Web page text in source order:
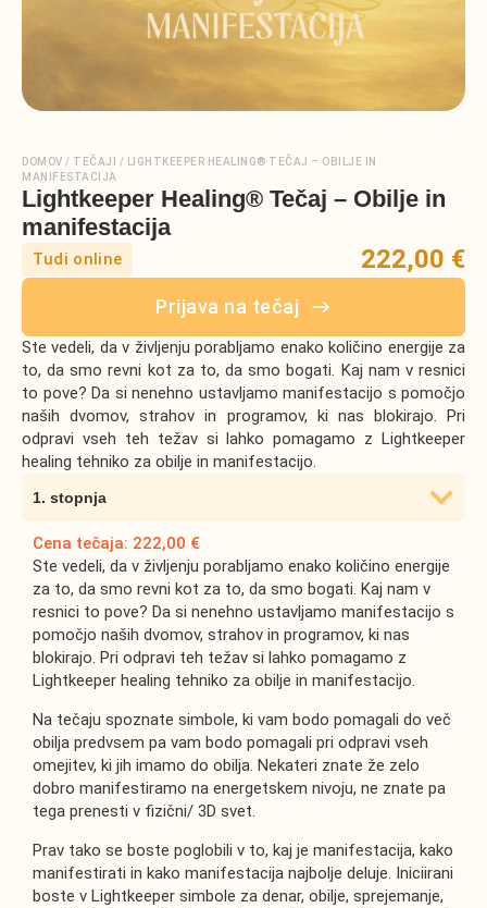
DOMOV / TEČAJI /
LIGHTKEEPER HEALING® TEČAJ – OBILJE IN
MANIFESTACIJA
Lightkeeper Healing® Tečaj – Obilje in
manifestacija
Tudi online 222,00 €
Prijava na tečaj
Ste vedeli, da v življenju porabljamo enako količino energije za
to, da smo revni kot za to, da smo bogati. Kaj nam v resnici
to pove? Da si nenehno ustavljamo manifestacijo s pomočjo
naših dvomov, strahov in programov, ki nas blokirajo. Pri
odpravi vseh teh težav si lahko pomagamo z Lightkeeper
healing tehniko za obilje in manifestacijo.
1. stopnja
Cena tečaja: 222,00 €
Ste vedeli, da v življenju porabljamo enako količino energije
za to, da smo revni kot za to, da smo bogati. Kaj nam v
resnici to pove? Da si nenehno ustavljamo manifestacijo s
pomočjo naših dvomov, strahov in programov, ki nas
blokirajo. Pri odpravi teh težav si lahko pomagamo z
Lightkeeper healing tehniko za obilje in manifestacijo.
Na tečaju spoznate simbole, ki vam bodo pomagali do več
obilja predvsem pa vam bodo pomagali pri odpravi vseh
omejitev, ki jih imamo do obilja. Nekateri znate že zelo
dobro manifestiramo na energetskem nivoju, ne znate pa
tega prenesti v fizični/ 3D svet.
Prav tako se boste poglobili v to, kaj je manifestacija, kako
manifestirati in kako manifestacija najbolje deluje. Iniciirani
boste v Lightkeeper simbole za denar, obilje, sprejemanje,